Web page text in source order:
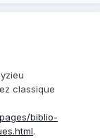
classique
biblio-
.